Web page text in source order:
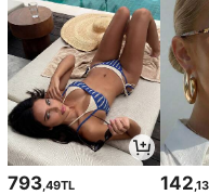
793 ,49TL 142